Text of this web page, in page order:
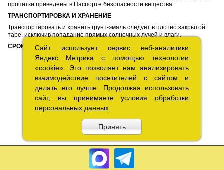
пропитки приведены в Паспорте безопасности вещества.
ТРАНСПОРТИРОВКА И ХРАНЕНИЕ
Транспортировать и хранить грунт-эмаль следует в плотно закрытой
таре, исключив попадание прямых солнечных лучей и влаги.
СРОК ГОДНОСТИ 12 месяцев с даты изготовления.
Сайт использует сервис веб-аналитики
Яндекс Метрика с помощью технологии
«cookie». Это позволяет нам анализировать
взаимодействие посетителей с сайтом и
делать его лучше. Продолжая использовать
сайт, вы принимаете условия обработки
персональных данных
Принять
Сайт использует сервис веб-аналитики
Яндекс Метрика с помощью технологии
«cookie». Это позволяет нам анализировать
взаимодействие посетителей с сайтом и
делать его лучше. Продолжая использовать
сайт, вы принимаете условия обработки
персональных данных
Принять